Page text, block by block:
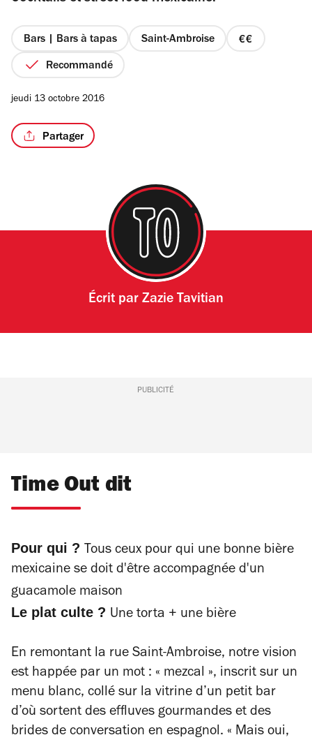
Bars | Bars à tapas Saint-Ambroise
prix
Recommandé
jeudi 13 octobre 2016
Partager
Écrit par Zazie Tavitian
PUBLICITÉ
Time Out dit
Pour qui ? Tous ceux pour qui une bonne bière
mexicaine se doit d'être accompagnée d'un
guacamole maison
Le plat culte ? Une torta + une bière
En remontant la rue Saint-Ambroise, notre vision
est happée par un mot : « mezcal », inscrit sur un
menu blanc, collé sur la vitrine d’un petit bar
d’où sortent des effluves gourmandes et des
brides de conversation en espagnol. « Mais oui,